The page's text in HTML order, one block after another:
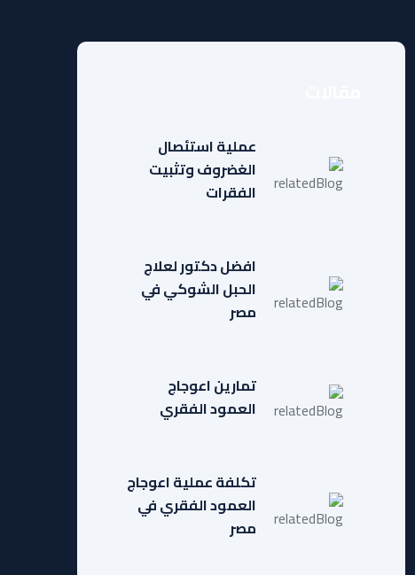
عملية استئصال
الغضروف وتثبيت
الفقرات
افضل دكتور لعلاج
الحبل الشوكي في
مصر
تمارين اعوجاج
العمود الفقري
تكلفة عملية اعوجاج
العمود الفقري في
مصر